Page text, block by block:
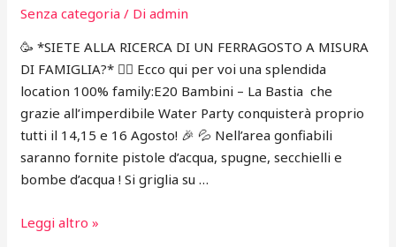
Senza categoria / Diadmin
🥳 *SIETE ALLA RICERCA DI UN FERRAGOSTO A MISURA
DI FAMIGLIA?* 👉🏻 Ecco qui per voi una splendida
location 100% family:E20 Bambini – La Bastia che
grazie all’imperdibile Water Party conquisterà proprio
tutti il 14,15 e 16 Agosto! 🎉 💦 Nell’area gonfiabili
saranno fornite pistole d’acqua, spugne, secchielli e
bombe d’acqua ! Si griglia su …
Water
Leggi altro »